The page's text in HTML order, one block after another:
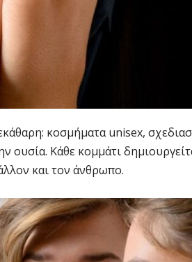
κοσμήματα unisex,
ουσία. Κάθε κομμάτι
και τον άνθρωπο.